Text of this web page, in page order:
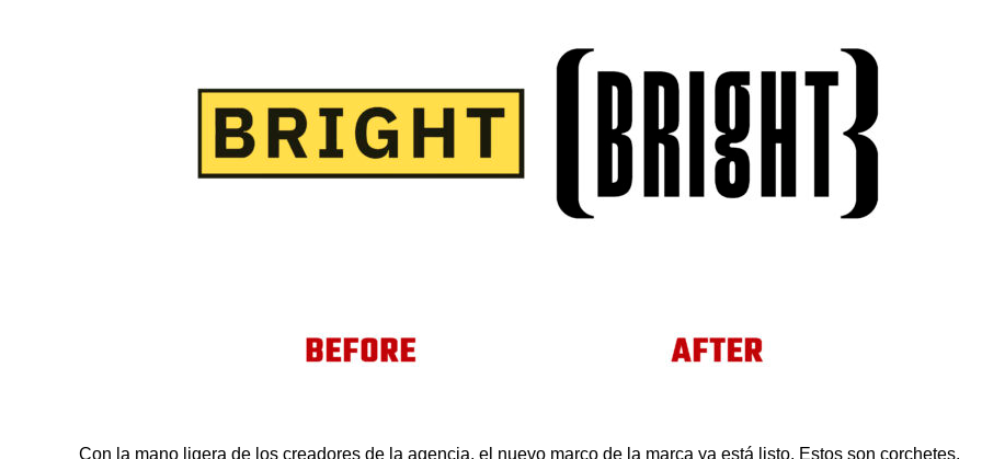
Con la mano ligera de los creadores de la agencia, el nuevo marco de la marca ya está listo. Estos son corchetes,